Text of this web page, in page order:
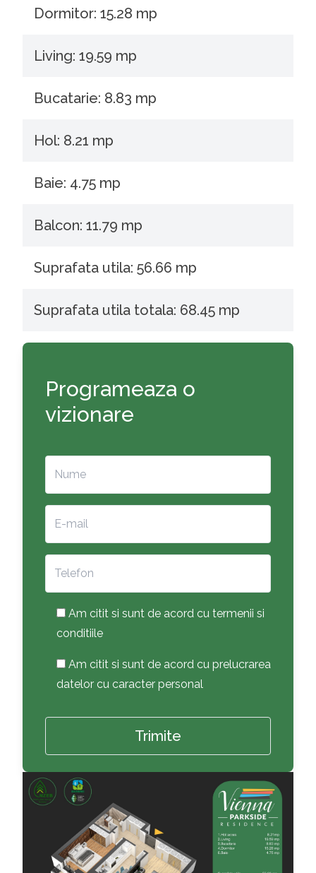
Dormitor: 15.28 mp
Living: 19.59 mp
Bucatarie: 8.83 mp
Hol: 8.21 mp
Baie: 4.75 mp
Balcon: 11.79 mp
Suprafata utila: 56.66 mp
Suprafata utila totala: 68.45 mp
Programeaza o
vizionare
Am citit si sunt de acord cu termenii si
conditiile
Am citit si sunt de acord cu prelucrarea
datelor cu caracter personal